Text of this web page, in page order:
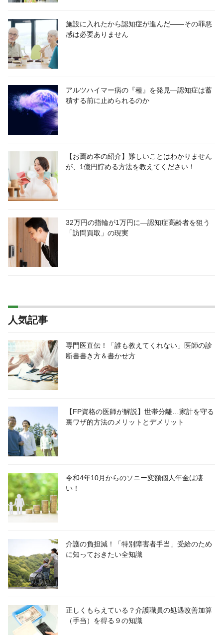
施設に入れたから認知症が進んだ――その罪悪
感は必要ありません
アルツハイマー病の『種』を発見―認知症は蓄
積する前に止められるのか
【お薦め本の紹介】難しいことはわかりません
が、1億円貯める方法を教えてください！
32万円の指輪が1万円に―認知症高齢者を狙う
「訪問買取」の現実
人気記事
専門医直伝！「誰も教えてくれない」医師の診
断書書き方＆書かせ方
【FP資格の医師が解説】世帯分離…家計を守る
裏ワザ的方法のメリットとデメリット
令和4年10月からのソニー変額個人年金は凄
い！
介護の負担減！「特別障害者手当」受給のため
に知っておきたい全知識
正しくもらえている？介護職員の処遇改善加算
（手当）を得る９の知識